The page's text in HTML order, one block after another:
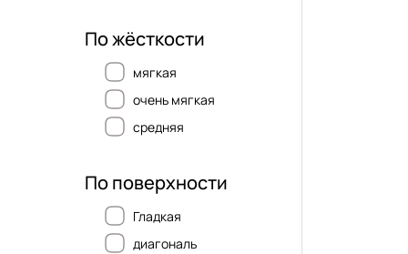
По жёсткости
мягкая
очень мягкая
средняя
По поверхности
Гладкая
диагональ